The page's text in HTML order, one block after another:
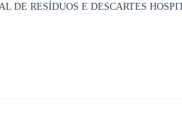
DE RESÍDUOS E DESCARTES